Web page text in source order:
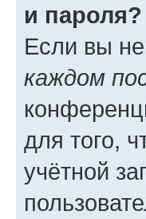
и пароля?
Если вы
каждом
для того,
учётной